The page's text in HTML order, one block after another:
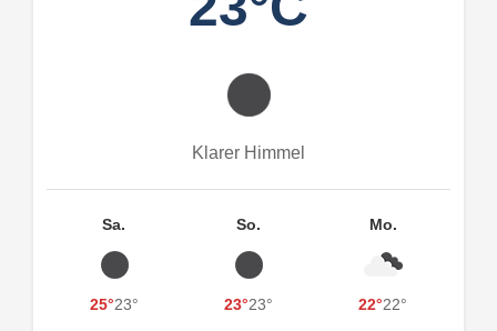
Klarer Himmel
Sa.
25°23°
So.
23°23°
Mo.
22°22°